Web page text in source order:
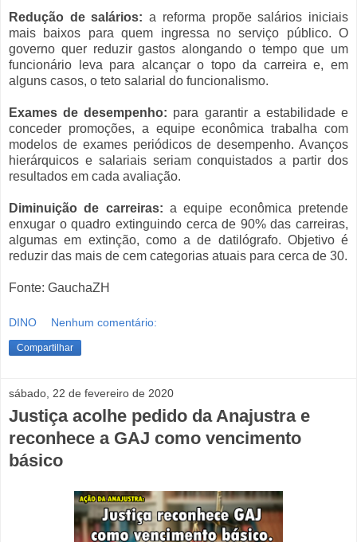
Redução de salários: a reforma propõe salários iniciais
mais baixos para quem ingressa no serviço público. O
governo quer reduzir gastos alongando o tempo que um
funcionário leva para alcançar o topo da carreira e, em
alguns casos, o teto salarial do funcionalismo.
Exames de desempenho: para garantir a estabilidade e
conceder promoções, a equipe econômica trabalha com
modelos de exames periódicos de desempenho. Avanços
hierárquicos e salariais seriam conquistados a partir dos
resultados em cada avaliação.
Diminuição de carreiras: a equipe econômica pretende
enxugar o quadro extinguindo cerca de 90% das carreiras,
algumas em extinção, como a de datilógrafo. Objetivo é
reduzir das mais de cem categorias atuais para cerca de 30.
Fonte: GauchaZH
DINO Nenhum comentário:
Compartilhar
sábado, 22 de fevereiro de 2020
Justiça acolhe pedido da Anajustra e
reconhece a GAJ como vencimento
básico